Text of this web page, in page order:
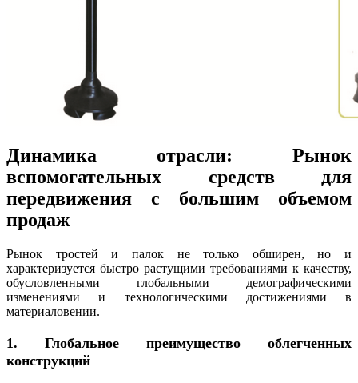
Динамика отрасли: Рынок
вспомогательных средств для
передвижения с большим объемом
продаж
Рынок тростей и палок не только обширен, но и
характеризуется быстро растущими требованиями к качеству,
обусловленными глобальными демографическими
изменениями и технологическими достижениями в
материаловении.
1. Глобальное преимущество облегченных
конструкций